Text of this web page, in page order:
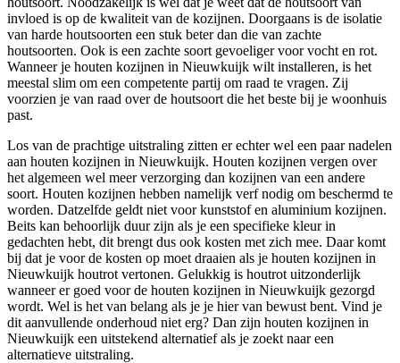
invloed is op de kwaliteit van de kozijnen. Doorgaans is de isolatie
van harde houtsoorten een stuk beter dan die van zachte
houtsoorten. Ook is een zachte soort gevoeliger voor vocht en rot.
Wanneer je houten kozijnen in Nieuwkuijk wilt installeren, is het
meestal slim om een competente partij om raad te vragen. Zij
voorzien je van raad over de houtsoort die het beste bij je woonhuis
past.
Los van de prachtige uitstraling zitten er echter wel een paar nadelen
aan houten kozijnen in Nieuwkuijk. Houten kozijnen vergen over
het algemeen wel meer verzorging dan kozijnen van een andere
soort. Houten kozijnen hebben namelijk verf nodig om beschermd te
worden. Datzelfde geldt niet voor kunststof en aluminium kozijnen.
Beits kan behoorlijk duur zijn als je een specifieke kleur in
gedachten hebt, dit brengt dus ook kosten met zich mee. Daar komt
bij dat je voor de kosten op moet draaien als je houten kozijnen in
Nieuwkuijk houtrot vertonen. Gelukkig is houtrot uitzonderlijk
wanneer er goed voor de houten kozijnen in Nieuwkuijk gezorgd
wordt. Wel is het van belang als je je hier van bewust bent. Vind je
dit aanvullende onderhoud niet erg? Dan zijn houten kozijnen in
Nieuwkuijk een uitstekend alternatief als je zoekt naar een
alternatieve uitstraling.